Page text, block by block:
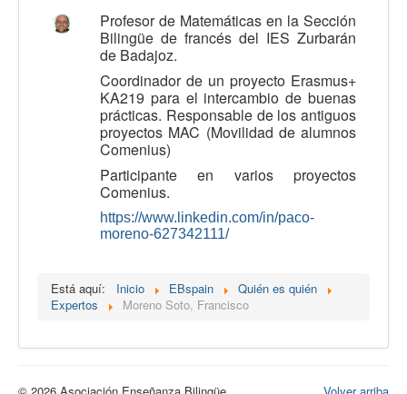
Calidad
Artículos
Recursos
Observatorio EB
Profesor de Matemáticas en la Sección
Bilingüe de francés del IES Zurbarán
de Badajoz.
Coordinador de un proyecto Erasmus+
KA219 para el intercambio de buenas
prácticas. Responsable de los antiguos
proyectos MAC (Movilidad de alumnos
Comenius)
Participante en varios proyectos
Comenius.
https://www.linkedin.com/in/paco-
moreno-627342111/
Está aquí: Inicio EBspain
Quién es quién
Expertos
Moreno Soto, Francisco